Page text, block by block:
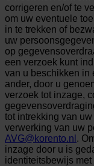
corrigeren en/of te
om uw eventuele
in te trekken of
uw
op
een verzoek kunt
van u beschikken in
ander, door u
verzoek tot inzage,
tot intrekking van
verwerking van uw
AVG@korento.nl .
inzage door u is
identiteitsbewijs met